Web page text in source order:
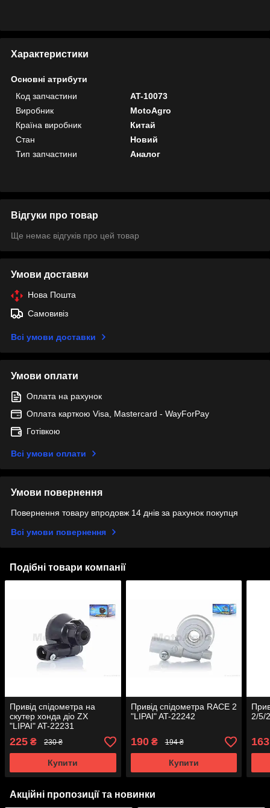
Характеристики
Основні атрибути
Код запчастини
AT-10073
Виробник
MotoAgro
Країна виробник
Китай
Стан
Новий
Тип запчастини
Аналог
Відгуки про товар
Ще немає відгуків про цей товар
Умови доставки
Нова Пошта
Самовивіз
Всі умови доставки
Умови оплати
Оплата на рахунок
Оплата карткою Visa, Mastercard - WayForPay
Готівкою
Всі умови оплати
Умови повернення
Повернення товару впродовж 14 днів за рахунок покупця
Всі умови повернення
Подібні товари компанії
Привід спідометра на
скутер хонда діо ZX
"LIPAI" AT-22231
225 ₴ 230 ₴
Купити
Привід спідометра RACE 2
"LIPAI" AT-22242
190₴ 194 ₴
Купити
2/5/
163
Акційні пропозиції та новинки